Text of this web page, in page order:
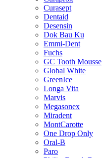
Curasept
Dentaid
Desensin
Dok Bau Ku
Emmi-Dent
Fuchs
GC Tooth Mousse
Global White
GreenIce
Longa Vita
Marvis
Megasonex
Miradent
MontCarotte
One Drop Only
Oral-B
Paro